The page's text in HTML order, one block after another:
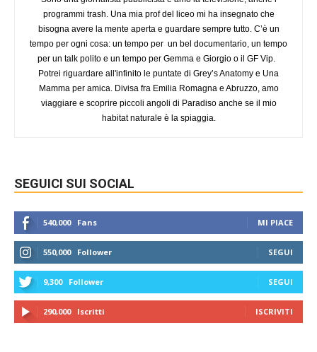
programmi trash. Una mia prof del liceo mi ha insegnato che
bisogna avere la mente aperta e guardare sempre tutto. C’è un
tempo per ogni cosa: un tempo per un bel documentario, un tempo
per un talk polito e un tempo per Gemma e Giorgio o il GF Vip.
Potrei riguardare all'infinito le puntate di Grey’s Anatomy e Una
Mamma per amica. Divisa fra Emilia Romagna e Abruzzo, amo
viaggiare e scoprire piccoli angoli di Paradiso anche se il mio
habitat naturale è la spiaggia.
SEGUICI SUI SOCIAL
540,000 Fans MI PIACE
550,000 Follower SEGUI
9,300 Follower SEGUI
290,000 Iscritti ISCRIVITI